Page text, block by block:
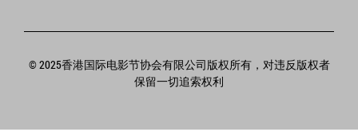
© 2025香港国际电影节协会有限公司版权所有，对违反版权者
保留一切追索权利